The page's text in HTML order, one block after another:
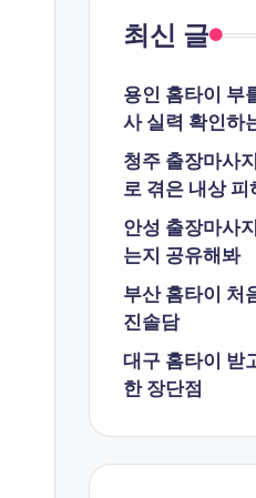
최신 글
용인 홈타이 부
사 실력 확인하
청주 출장마사
로 겪은 내상
안성 출장마사
는지 공유해봐
부산 홈타이 처
진솔담
대구 홈타이 받
한 장단점